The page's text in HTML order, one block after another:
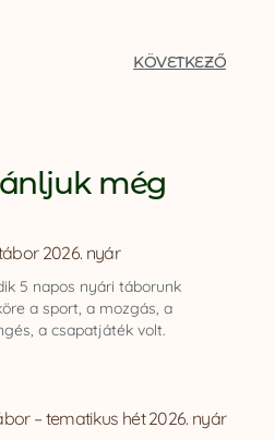
KÖVETKEZŐ
még
2026. nyár
5 napos nyári táborunk
a sport, a mozgás, a
a csapatjáték volt.
– tematikus hét 2026. nyár